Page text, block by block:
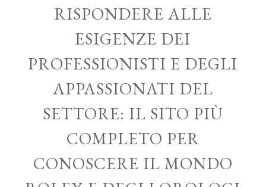
RISPONDERE ALLE
ESIGENZE DEI
PROFESSIONISTI E DEGLI
APPASSIONATI DEL
SETTORE: IL SITO PIÙ
COMPLETO PER
CONOSCERE IL MONDO